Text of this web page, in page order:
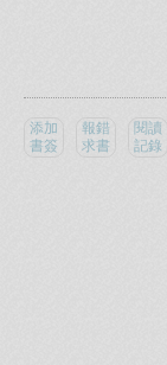
添加
書簽
報錯
求書
閱讀
記錄